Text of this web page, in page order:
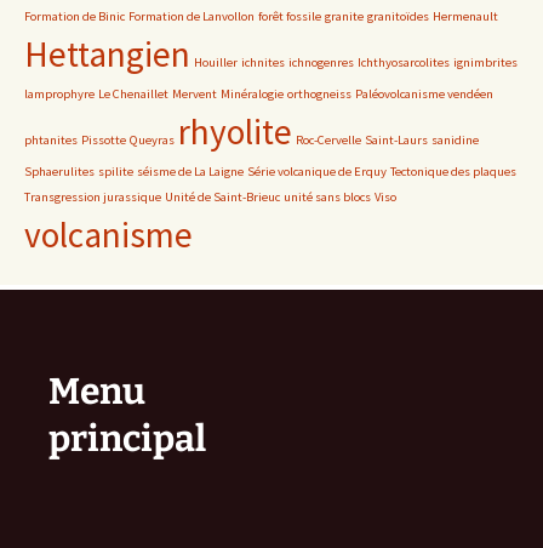
Formation de Binic Formation de Lanvollon forêt fossile granite granitoïdes Hermenault
Hettangien Houiller ichnites ichnogenres Ichthyosarcolites ignimbrites
lamprophyre Le Chenaillet Mervent Minéralogie orthogneiss Paléovolcanisme vendéen
phtanites Pissotte Queyras rhyolite Roc-Cervelle Saint-Laurs sanidine
Sphaerulites spilite séisme de La Laigne Série volcanique de Erquy Tectonique des plaques
Transgression jurassique Unité de Saint-Brieuc unité sans blocs Viso
volcanisme
Menu
principal